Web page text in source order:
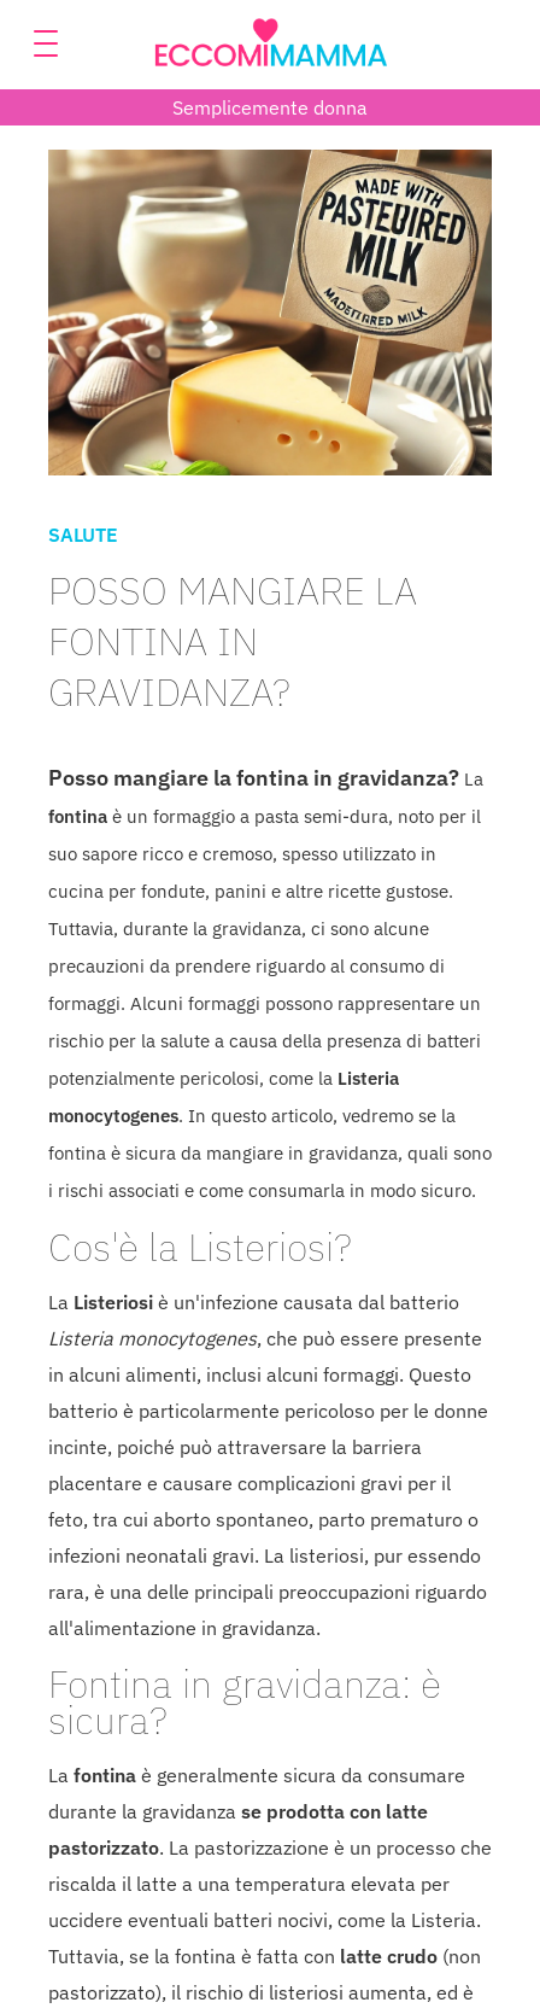
Semplicemente donna
SALUTE
POSSO MANGIARE LA
FONTINA IN
GRAVIDANZA?
Posso mangiare la fontina in gravidanza? La
fontina è un formaggio a pasta semi-dura, noto per il
suo sapore ricco e cremoso, spesso utilizzato in
cucina per fondute, panini e altre ricette gustose.
Tuttavia, durante la gravidanza, ci sono alcune
precauzioni da prendere riguardo al consumo di
formaggi. Alcuni formaggi possono rappresentare un
rischio per la salute a causa della presenza di batteri
potenzialmente pericolosi, come la Listeria
monocytogenes. In questo articolo, vedremo se la
fontina è sicura da mangiare in gravidanza, quali sono
i rischi associati e come consumarla in modo sicuro.
Cos'è la Listeriosi?
La Listeriosi è un'infezione causata dal batterio
Listeria monocytogenes, che può essere presente
in alcuni alimenti, inclusi alcuni formaggi. Questo
batterio è particolarmente pericoloso per le donne
incinte, poiché può attraversare la barriera
placentare e causare complicazioni gravi per il
feto, tra cui aborto spontaneo, parto prematuro o
infezioni neonatali gravi. La listeriosi, pur essendo
rara, è una delle principali preoccupazioni riguardo
all'alimentazione in gravidanza.
Fontina in gravidanza: è
sicura?
La fontina è generalmente sicura da consumare
durante la gravidanza se prodotta con latte
pastorizzato. La pastorizzazione è un processo che
riscalda il latte a una temperatura elevata per
uccidere eventuali batteri nocivi, come la Listeria.
Tuttavia, se la fontina è fatta con latte crudo (non
pastorizzato), il rischio di listeriosi aumenta, ed è